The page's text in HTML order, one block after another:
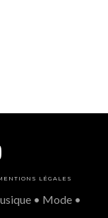
LÉGALES
• Mode •